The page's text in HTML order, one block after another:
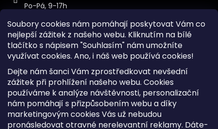
Soubory cookies nám pomáhají poskytovat Vám co
nejlepší zážitek z našeho webu. Kliknutím na bílé
tlačítko s nápisem "Souhlasím" nám umožníte
využívat cookies. Ano, i náš web používá cookies!
Dejte nám šanci Vám zprostředkovat nevšední
zážitek při prohlížení našeho webu. Cookies
používáme k analýze návštěvnosti, personalizační
nám pomáhají s přizpůsobením webu a díky
marketingovým cookies Vás už nebudou
pronásledovat otravné nerelevantní reklamy. Dáte-
Po-Pá, 9-17h
Kontakt
Sitemap
Doprava a Platba
Reklamace Zboží
Obchodní podmínky